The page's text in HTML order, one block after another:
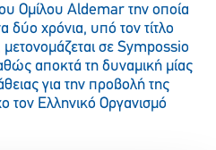
Ομίλου Aldemar την οποία
χρόνια, υπό τον τίτλο
σε Sympossio
αποκτά τη δυναμική μίας
για την προβολή της
τον Ελληνικό Οργανισμό